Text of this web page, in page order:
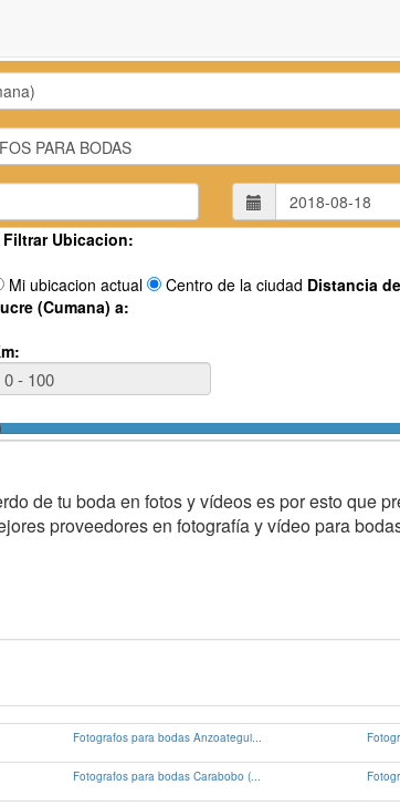
Filtrar Ubicacion:
Mi ubicacion actual Centro de la ciudad Distancia de
(Cumana) a:
de tu boda en fotos y vídeos es por esto que
proveedores en fotografía y vídeo para
Fotografos para bodas Anzoategui...
Fotografos para bodas Carabobo (...